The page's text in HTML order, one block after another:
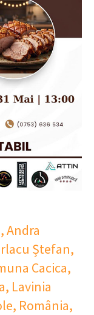
,Andra
Ștefan,
Cacica,
, Lavinia
, România,